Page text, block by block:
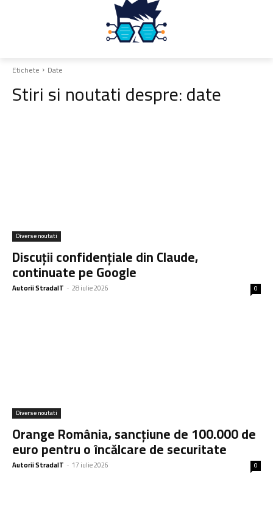
Etichete Date
Stiri si noutati despre:date
Diverse noutati
Discuții confidențiale din Claude,
continuate pe Google
Autorii StradaIT - 28 iulie 2026 0
Diverse noutati
Orange România, sancțiune de 100.000 de
euro pentru o încălcare de securitate
Autorii StradaIT - 17 iulie 2026 0